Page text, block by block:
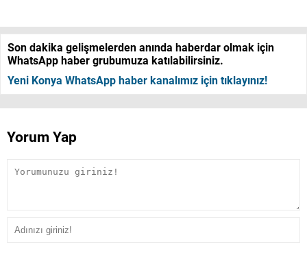
Son dakika gelişmelerden anında haberdar olmak için
WhatsApp haber grubumuza katılabilirsiniz.
Yeni Konya WhatsApp haber kanalımız için tıklayınız!
Yorum Yap